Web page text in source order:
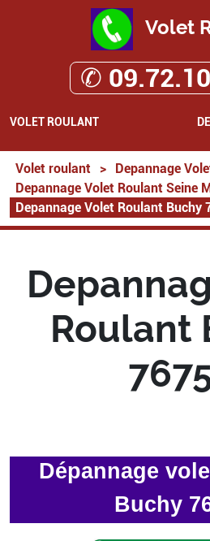
Volet
✆
VOLET ROULANT
Volet roulant > Depannage
Depannage Volet Roulant Seine
Depannage Volet Roulant Buchy
Roulant
Dépannage
Buchy